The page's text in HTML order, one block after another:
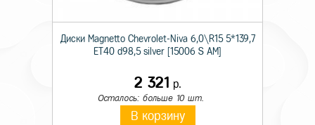
Диски Magnetto Chevrolet-Niva 6,0\R15 5*139,7
ET40 d98,5 silver [15006 S AM]
2 321 р.
Осталось: больше 10 шт.
В корзину